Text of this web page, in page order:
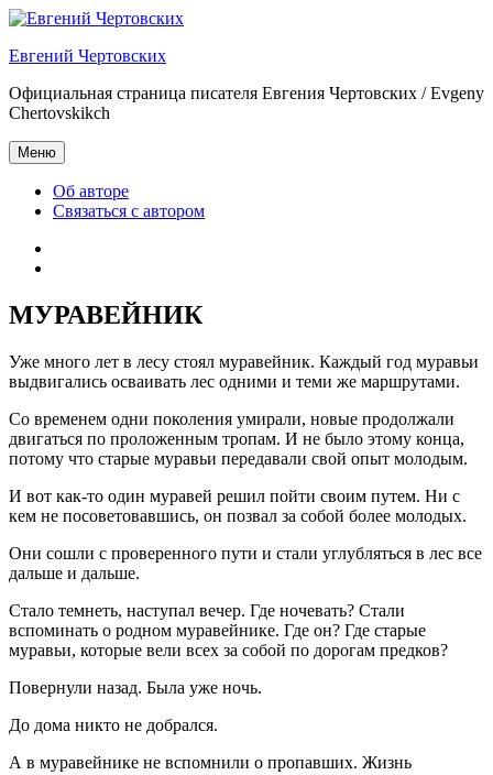
Перейти
содержимому
Евгений Чертовских
Официальная страница писателя Евгения Чертовских / Evgeny
Chertovskikch
Меню
Об авторе
Связаться с автором
автором
МУРАВЕЙНИК
Уже много лет в лесу стоял муравейник. Каждый год муравьи
выдвигались осваивать лес одними и теми же маршрутами.
Со временем одни поколения умирали, новые продолжали
двигаться по проложенным тропам. И не было этому конца,
потому что старые муравьи передавали свой опыт молодым.
И вот как-то один муравей решил пойти своим путем. Ни с
кем не посоветовавшись, он позвал за собой более молодых.
Они сошли с проверенного пути и стали углубляться в лес все
дальше и дальше.
Стало темнеть, наступал вечер. Где ночевать? Стали
вспоминать о родном муравейнике. Где он? Где старые
муравьи, которые вели всех за собой по дорогам предков?
Повернули назад. Была уже ночь.
До дома никто не добрался.
А в муравейнике не вспомнили о пропавших. Жизнь